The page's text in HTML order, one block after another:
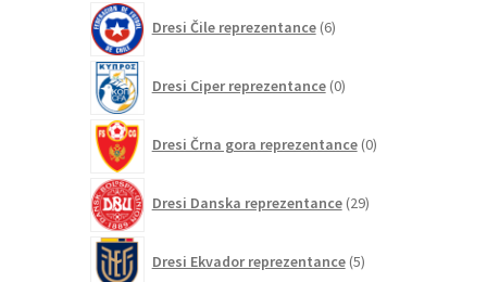
Dresi Čile reprezentance 6izdelkov
Dresi Ciper reprezentance 0izdelkov
Dresi Črna gora reprezentance 0izdelkov
Dresi Danska reprezentance 29izdelkov
Dresi Ekvador reprezentance 5izdelkov